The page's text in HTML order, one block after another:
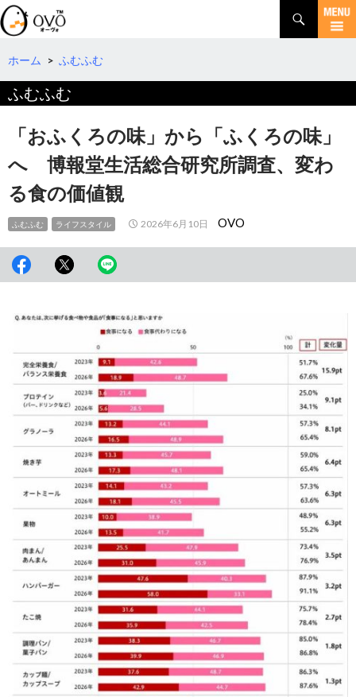
検
索
コ
テ
へ
ホーム > ふむふむ
ふむふむ
「おふくろの味」から「ふくろの味」
へ 博報堂生活総合研究所調査、変わ
る食の価値観
ふむふむ ライフスタイル 2026年6月10日 OVO